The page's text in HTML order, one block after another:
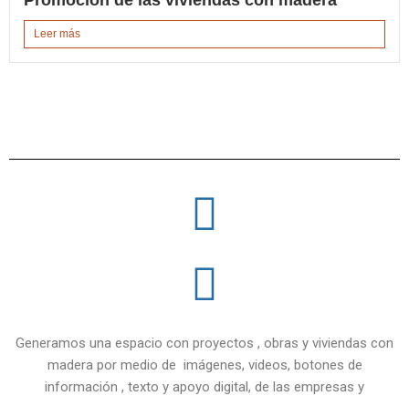
Leer más
Generamos una espacio con proyectos , obras y viviendas con
madera por medio de imágenes, videos, botones de
información , texto y apoyo digital, de las empresas y